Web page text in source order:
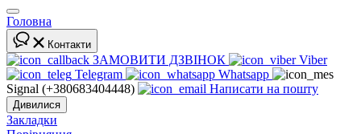
Головна
Контакти
ЗАМОВИТИ ДЗВІНОК
Viber
Telegram
Whatsapp
Signal (+380683404448)
Написати на пошту
Дивилися
Закладки